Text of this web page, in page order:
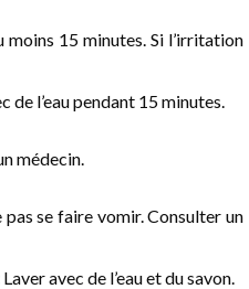
moins 15 minutes. Si l’irritation
de l’eau pendant 15 minutes.
médecin.
pas se faire vomir. Consulter un
Laver avec de l’eau et du savon.